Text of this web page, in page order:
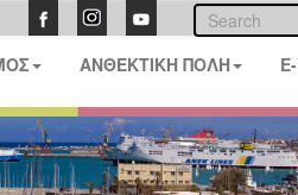
ΑΝΘΕΚΤΙΚΗ ΠΟΛΗ